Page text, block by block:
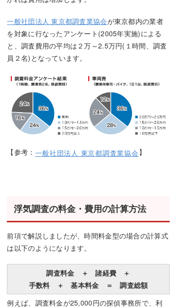
一般社団法人 東京都調査業協会が東京都内の業者
を対象に行なったアンケート(2005年実施)による
と、調査費用の平均は２万～2.5万円(１時間、調査
員２名)となっています。
【参考： 一般社団法人 東京都調査業協会 】
浮気調査の料金・費用の計算方法
前項で解説しましたが、時間料金型の場合の計算式
は以下のようになります。
調査料金 ＋ 諸経費 ＋
手数料 ＋ 基本料金 ＝ 調査総額
例えば、調査料金が25,000円の探偵事務所で、利